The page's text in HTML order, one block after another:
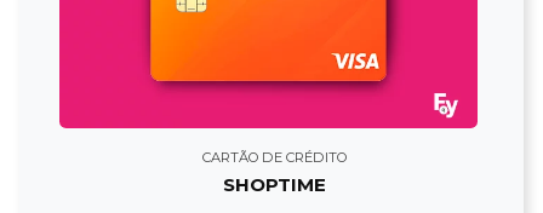
CARTÃO DE CRÉDITO
SHOPTIME